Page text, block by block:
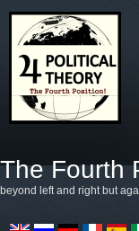
The Fourth
beyond left and right but